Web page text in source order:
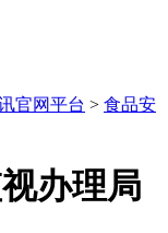
官网平台 > 食品安
办理局